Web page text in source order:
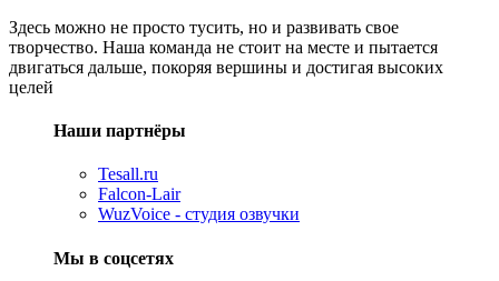
Здесь можно не просто тусить, но и развивать свое
творчество. Наша команда не стоит на месте и пытается
двигаться дальше, покоряя вершины и достигая высоких
целей
Наши партнёры
Tesall.ru
Falcon-Lair
WuzVoice - студия озвучки
Мы в соцсетях